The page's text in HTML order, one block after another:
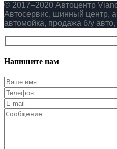
© 2017–2020 Автоцентр
Автосервис, шинный центр,
автомойка, продажа б/у
Напишите нам